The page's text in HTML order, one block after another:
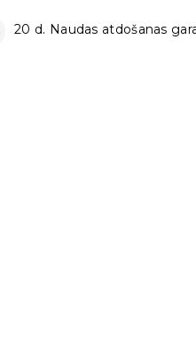
20 d. Naudas atdošanas